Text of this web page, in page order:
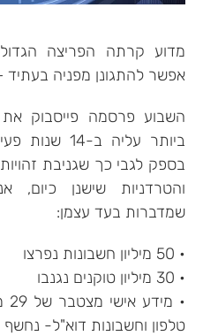
מדוע קרתה הפריצה
אפשר להתגונן מפניה בעתיד
השבוע פרסמה פייסבוק
ביותר עליה
בספק לגבי כך שגניבת
והטרדניות שישנן כיום,
שמדברות בעד עצמן:
• 50 מיליון חשבונות נפרצו
• 30 מיליון טוקנים נגנבו
טלפון וחשבונות דוא"ל- נחשף